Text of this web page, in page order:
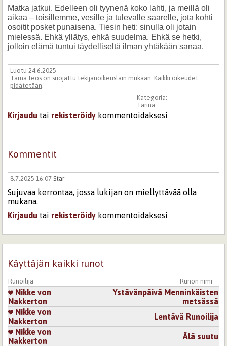
Matka jatkui. Edelleen oli tyynenä koko lahti, ja meillä oli
aikaa – toisillemme, vesille ja tulevalle saarelle, jota kohti
osoitit posket punaisena. Tiesin heti: sinulla oli jotain
mielessä. Ehkä yllätys, ehkä suudelma. Ehkä se hetki,
jolloin elämä tuntui täydelliseltä ilman yhtäkään sanaa.
Luotu 24.6.2025
Tämä teos on suojattu tekijänoikeuslain mukaan. Kaikki oikeudet
pidätetään
Kategoria:
Tarina
Kirjaudu tai rekisteröidy kommentoidaksesi
Kommentit
8.7.2025 16:07 Star
Sujuvaa kerrontaa, jossa lukijan on miellyttävää olla
mukana.
Kirjaudu tai rekisteröidy kommentoidaksesi
Käyttäjän kaikki runot
Runoilija Runon nimi
Nikke von
Nakkerton
Ystävänpäivä Menninkäisten
metsässä
Nikke von
Nakkerton
Lentävä Runoilija
Nikke von
Nakkerton
Älä suutu